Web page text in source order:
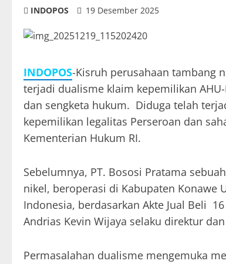
INDOPOS 19 Desember 2025
INDOPOS-Kisruh perusahaan tambang
terjadi dualisme klaim kepemilikan
dan sengketa hukum. Diduga telah
kepemilikan legalitas Perseroan dan
Kementerian Hukum RI.
Sebelumnya, PT. Bososi Pratama
nikel, beroperasi di Kabupaten Konawe
Indonesia, berdasarkan Akte Jual Beli
Andrias Kevin Wijaya selaku direktur
Permasalahan dualisme mengemuka